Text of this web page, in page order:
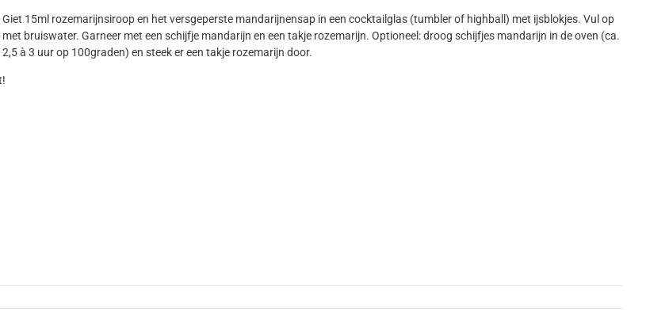
Giet 15ml rozemarijnsiroop en het versgeperste mandarijnensap in een cocktailglas (tumbler of highball) met ijsblokjes. Vul op
met bruiswater. Garneer met een schijfje mandarijn en een takje rozemarijn. Optioneel: droog schijfjes mandarijn in de oven (ca.
2,5 à 3 uur op 100graden) en steek er een takje rozemarijn door.